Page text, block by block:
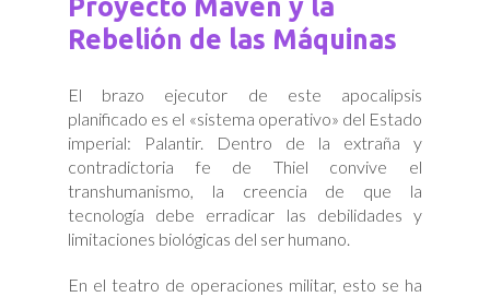
Proyecto Maven y la
Rebelión de las Máquinas
El brazo ejecutor de este apocalipsis
planificado es el «sistema operativo» del Estado
imperial: Palantir. Dentro de la extraña y
contradictoria fe de Thiel convive el
transhumanismo, la creencia de que la
tecnología debe erradicar las debilidades y
limitaciones biológicas del ser humano.
En el teatro de operaciones militar, esto se ha